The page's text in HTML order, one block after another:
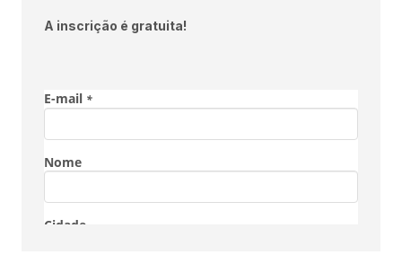
A inscrição é gratuita!